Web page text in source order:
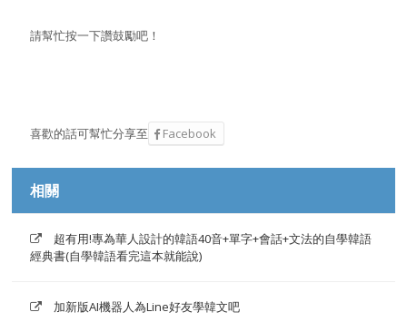
請幫忙按一下讚鼓勵吧！
喜歡的話可幫忙分享至 Facebook
相關
超有用!專為華人設計的韓語40音+單字+會話+文法的自學韓語
經典書(自學韓語看完這本就能說)
加新版AI機器人為Line好友學韓文吧